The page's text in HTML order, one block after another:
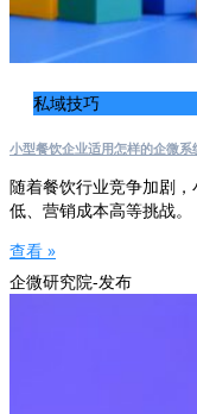
私域技巧
小型餐饮企业适用怎样的企微系
随着餐饮行业竞争加剧
低、营销成本高等挑战。
查看 »
企微研究院-发布